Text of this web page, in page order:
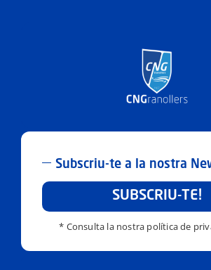
Subscriu-te a la nostra
SUBSCRIU-TE!
* Consulta la nostra política de